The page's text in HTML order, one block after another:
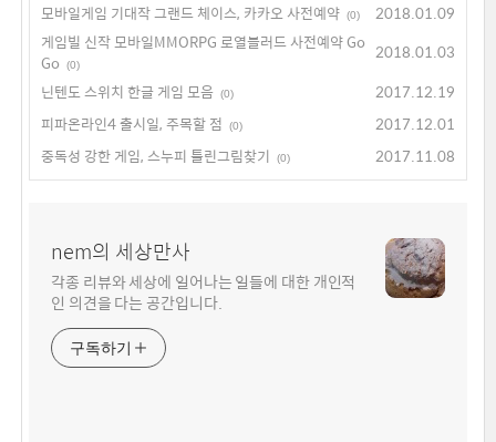
모바일게임 기대작 그랜드 체이스, 카카오 사전예약 (0)
2018.01.09
게임빌 신작 모바일MMORPG 로열블러드 사전예약 Go
Go
(0)
2018.01.03
닌텐도 스위치 한글 게임 모음 (0)
2017.12.19
피파온라인4 출시일, 주목할 점
(0)
2017.12.01
중독성 강한 게임, 스누피 틀린그림찾기
(0) 2017.11.08
nem의 세상만사
각종 리뷰와 세상에 일어나는 일들에 대한 개인적
인 의견을 다는 공간입니다.
구독하기